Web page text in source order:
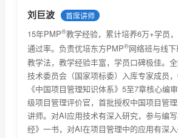
PMP®
报考条件及相关要求
PMP考试技巧及注意事项
PMP
考试未通过怎么办？
为什么PMP网络教育受欢迎
PMP网络教育的优势有哪些
选择PMP网络教育该留意哪些信息？
刘巨波 首席讲师
15年PMP®教学经验，累计培养6万+学员
通过率。负责优培东方PMP®网络班与线
教学法，教学经验丰富，学员口碑极佳。
技术委员会（国家项标委）入库专家成员
《中国项目管理知识体系》5至7章核心编
级项目管理评价官，首批授权中国项目管
讲师。对AI应用技术有深入研究，参与编
经》一书，对AI在项目管理中的应用有深入